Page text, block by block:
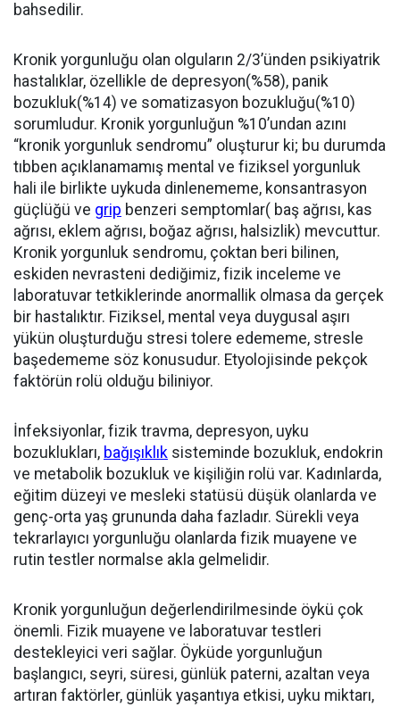
bahsedilir.
Kronik yorgunluğu olan olguların 2/3’ünden psikiyatrik
hastalıklar, özellikle de depresyon(%58), panik
bozukluk(%14) ve somatizasyon bozukluğu(%10)
sorumludur. Kronik yorgunluğun %10’undan azını
“kronik yorgunluk sendromu” oluşturur ki; bu durumda
tıbben açıklanamamış mental ve fiziksel yorgunluk
hali ile birlikte uykuda dinlenememe, konsantrasyon
güçlüğü ve grip benzeri semptomlar( baş ağrısı, kas
ağrısı, eklem ağrısı, boğaz ağrısı, halsizlik) mevcuttur.
Kronik yorgunluk sendromu, çoktan beri bilinen,
eskiden nevrasteni dediğimiz, fizik inceleme ve
laboratuvar tetkiklerinde anormallik olmasa da gerçek
bir hastalıktır. Fiziksel, mental veya duygusal aşırı
yükün oluşturduğu stresi tolere edememe, stresle
başedememe söz konusudur. Etyolojisinde pekçok
faktörün rolü olduğu biliniyor.
İnfeksiyonlar, fizik travma, depresyon, uyku
bozuklukları, bağışıklık sisteminde bozukluk, endokrin
ve metabolik bozukluk ve kişiliğin rolü var. Kadınlarda,
eğitim düzeyi ve mesleki statüsü düşük olanlarda ve
genç-orta yaş grununda daha fazladır. Sürekli veya
tekrarlayıcı yorgunluğu olanlarda fizik muayene ve
rutin testler normalse akla gelmelidir.
Kronik yorgunluğun değerlendirilmesinde öykü çok
önemli. Fizik muayene ve laboratuvar testleri
destekleyici veri sağlar. Öyküde yorgunluğun
başlangıcı, seyri, süresi, günlük paterni, azaltan veya
artıran faktörler, günlük yaşantıya etkisi, uyku miktarı,